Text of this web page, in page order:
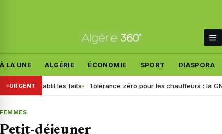
À LA UNE ALGÉRIE ÉCONOMIE SPORT DIASPORA
URGENT
rétablit les faits Tolérance zéro pour les chauffeurs : la GN
FEMMES
Petit-déjeuner